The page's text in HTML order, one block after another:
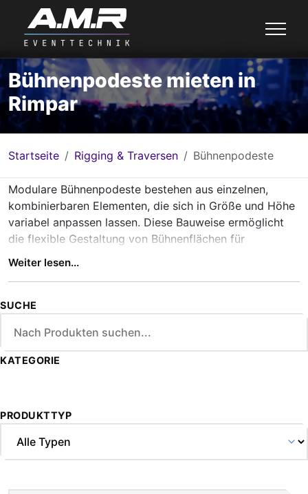
Bühnenpodeste mieten in
Rimpar
Startseite Rigging & Traversen Bühnenpodeste
Modulare Bühnenpodeste bestehen aus einzelnen,
kombinierbaren Elementen, die sich in Größe und Höhe
variabel anpassen lassen. Diese Bauweise ermöglicht
die flexible Gestaltung von Bühnenflächen für
unterschiedliche Veranstaltungsformate, von kleinen
Die robuste und belastbare Konstruktion erfüllt die
und gewährleistet eine sichere Nutzung bei vielfältigen
Events. In der Nähe von Rimpar werden solche Podeste
kompakte DJ-Bühnen, erhöhte Spielflächen für Musiker
oder großzügige Präsentationsbereiche realisieren.
organisatorischen Aufwand für Veranstalter vor Ort
Weiter lesen...
SUCHE
KATEGORIE
PRODUKTTYP